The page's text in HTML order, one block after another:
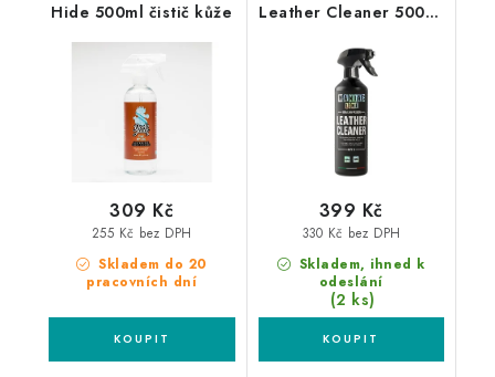
Hide 500ml čistič kůže
Skladem do 20
pracovních dní
255 Kč bez DPH
309 Kč
Leather Cleaner 500ml
Skladem, ihned k
odeslání
(2 ks)
330 Kč bez DPH
399 Kč